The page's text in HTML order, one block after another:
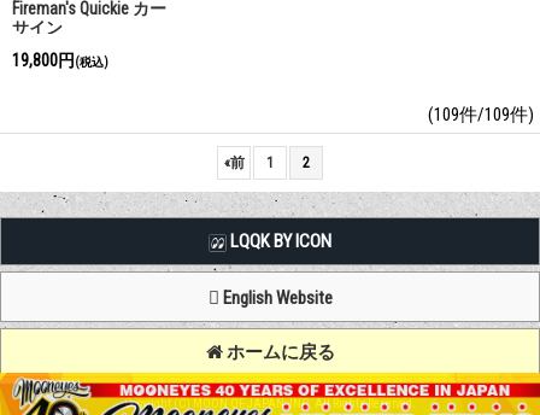
Fireman's Quickie カー
サイン
19,800円 (税込)
(109件/109件)
«前 1 2
LQQK BY ICON
English Website
ホームに戻る
Copyright (C) MOON OF JAPAN, INC. All Rights Reserved.